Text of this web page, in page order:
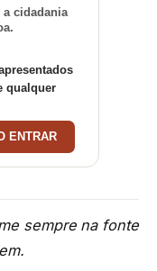
cidadania
qualquer
ENTRAR
sempre na fonte